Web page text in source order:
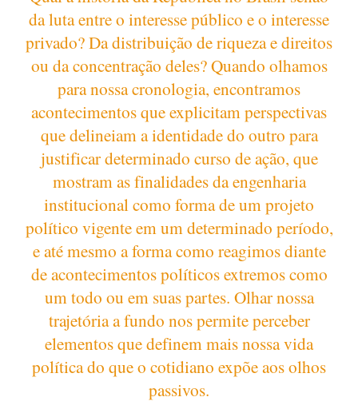
da luta entre o interesse público e o interesse
privado? Da distribuição de riqueza e direitos
ou da concentração deles? Quando olhamos
para nossa cronologia, encontramos
acontecimentos que explicitam perspectivas
que delineiam a identidade do outro para
justificar determinado curso de ação, que
mostram as finalidades da engenharia
institucional como forma de um projeto
político vigente em um determinado período,
e até mesmo a forma como reagimos diante
de acontecimentos políticos extremos como
um todo ou em suas partes. Olhar nossa
trajetória a fundo nos permite perceber
elementos que definem mais nossa vida
política do que o cotidiano expõe aos olhos
passivos.